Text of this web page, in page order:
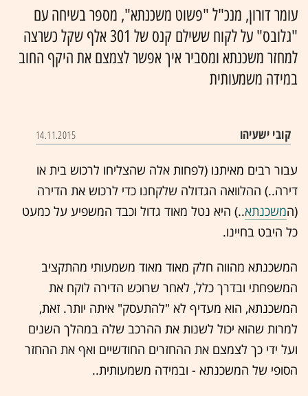
עומר דורון, מנכ"ל "פשוט משכנתא", מספר בשיחה עם
"גלובס" על לקוח ששילם קנס של 301 אלף שקל כשרצה
למחזר משכנתא ומסביר איך אפשר לצמצם את היקף החוב
במידה משמעותית
קובי ישעיהו 14.11.2015
עבור רבים מאיתנו (לפחות אלה שהצליחו לרכוש בית או
דירה..) ההלוואה הגדולה שלקחנו כדי לרכוש את הדירה
(המשכנתא..) היא נטל מאוד גדול וכבד המשפיע על כמעט
כל היבט בחיינו.
המשכנתא מהווה חלק מאוד מאוד משמעותי מהתקציב
המשפחתי ובדרך כלל, לאחר שרוכש הדירה לוקח את
המשכנתא, הוא מעדיף לא "להתעסק" איתה יותר. זאת,
למרות שהוא יכול לשנות את ההרכב שלה במהלך השנים
ועל ידי כך לצמצם את ההחזרים החודשיים ואף את ההחזר
הסופי של המשכנתא - ובמידה משמעותית..